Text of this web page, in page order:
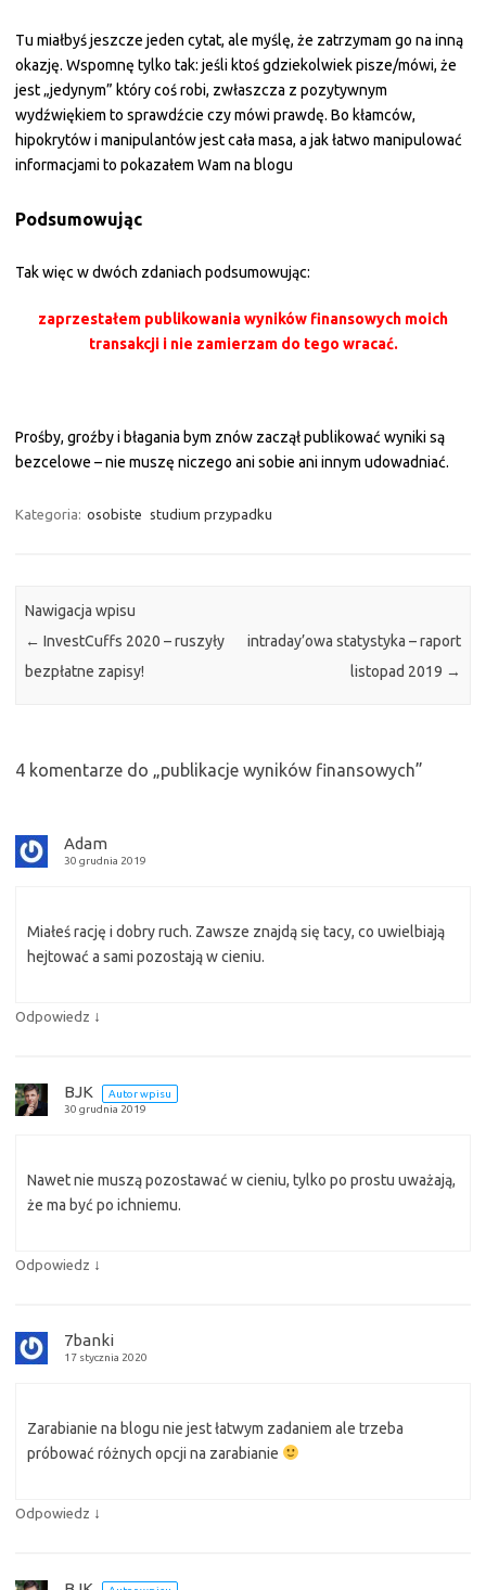
Tu miałbyś jeszcze jeden cytat, ale myślę, że zatrzymam go na inną
okazję. Wspomnę tylko tak: jeśli ktoś gdziekolwiek pisze/mówi, że
jest „jedynym” który coś robi, zwłaszcza z pozytywnym
wydźwiękiem to sprawdźcie czy mówi prawdę. Bo kłamców,
hipokrytów i manipulantów jest cała masa, a jak łatwo manipulować
informacjami to pokazałem Wam na blogu
Podsumowując
Tak więc w dwóch zdaniach podsumowując:
zaprzestałem publikowania wyników finansowych moich
transakcji i nie zamierzam do tego wracać.
Prośby, groźby i błagania bym znów zaczął publikować wyniki są
bezcelowe – nie muszę niczego ani sobie ani innym udowadniać.
Kategoria: osobiste studium przypadku
Nawigacja wpisu
← InvestCuffs 2020 – ruszyły
bezpłatne zapisy!
intraday’owa statystyka – raport
listopad 2019 →
4 komentarze do „ publikacje wyników finansowych”
Adam
30 grudnia 2019
Miałeś rację i dobry ruch. Zawsze znajdą się tacy, co uwielbiają
hejtować a sami pozostają w cieniu.
Odpowiedz ↓
BJK
Autor wpisu
30 grudnia 2019
Nawet nie muszą pozostawać w cieniu, tylko po prostu uważają,
że ma być po ichniemu.
Odpowiedz ↓
7banki
17 stycznia 2020
Zarabianie na blogu nie jest łatwym zadaniem ale trzeba
próbować różnych opcji na zarabianie
Odpowiedz ↓